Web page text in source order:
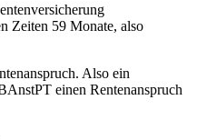
Zeiten 59 Monate, also
Also ein
einen Rentenanspruch